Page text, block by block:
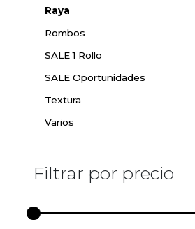
Raya
Rombos
SALE 1 Rollo
SALE Oportunidades
Textura
Varios
Filtrar por precio